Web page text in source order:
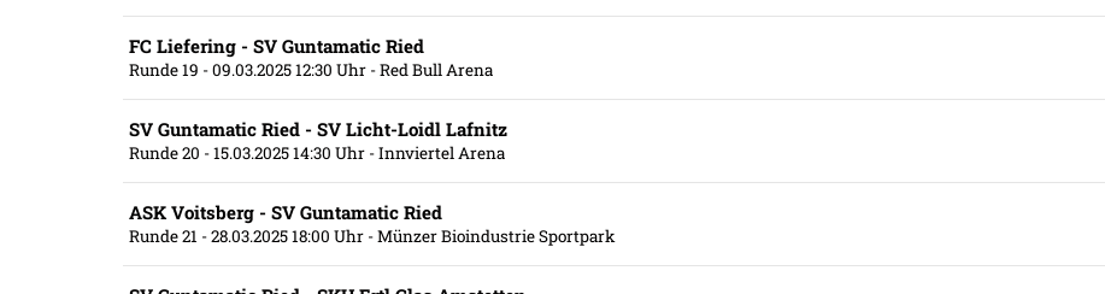
FC Liefering - SV Guntamatic Ried
Runde 19 - 09.03.2025 12:30 Uhr - Red Bull Arena
SV Guntamatic Ried - SV Licht-Loidl Lafnitz
Runde 20 - 15.03.2025 14:30 Uhr - Innviertel Arena
ASK Voitsberg - SV Guntamatic Ried
Runde 21 - 28.03.2025 18:00 Uhr - Münzer Bioindustrie Sportpark